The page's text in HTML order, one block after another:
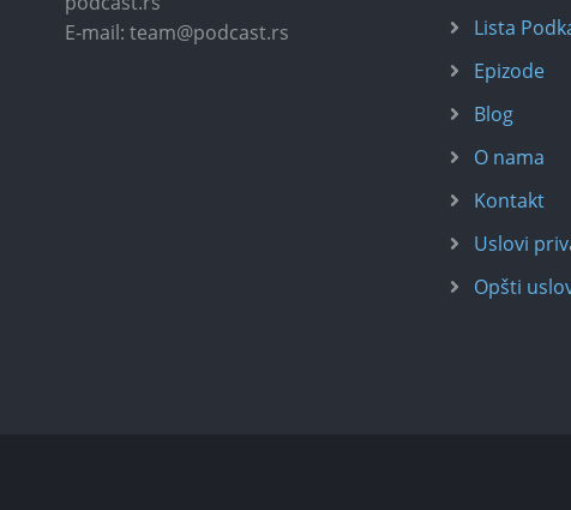
E-mail: team@podcast.rs
Lista
Epizode
Blog
O nama
Kontakt
Uslovi
Opšti